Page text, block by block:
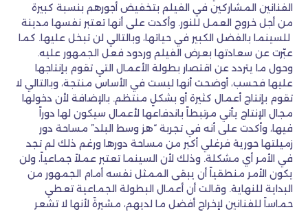
الفنانين المشاركين في الفيلم بتخفيض أجورهم بنسبة كبيرة
من أجل خروج العمل للنور. وأكدت على أنها تعتبر نفسها مدينة
للسينما بالفضل الكبير في حياتها، وبالتالي لن تبخل عليها. كما
عبّرت عن سعادتها بعرض الفيلم وردود فعل الجمهور عليه.
وحول ما يتردد عن اقتصار بطولة الأعمال التي تقوم بإنتاجها
عليها فحسب، أوضحت أنها ليست في الأساس منتجة، وبالتالي لا
تقوم بإنتاج أعمال كثيرة أو بشكلٍ منتظم. بالإضافة لأن دخولها
مجال الإنتاج يأتي مرتبطاً باندفاعها لأعمال سيكون لها دوراً
فيها، وأكدت على أنه في تجربة “هز وسط البلد” مساحة دور
زميلتها حورية فرغلي أكبر من مساحة دورها ورغم ذلك لم تجد
في الأمر أي مشكلة. وذلك لأن السينما تعتبر عملاً جماعياً، ولن
يكون الأمر منطقياً أن يبقى الممثل نفسه أمام الجمهور من
البداية للنهاية. وقالت أن أعمال البطولة الجماعية تعطي
حماساً للفنانين لإخراج أفضل ما لديهم، مشيرةً لأنها لا تشعر